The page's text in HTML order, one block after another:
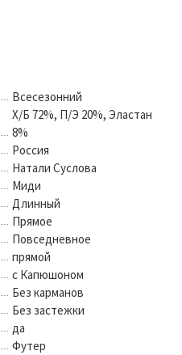
Всесезонний
Х/Б 72%, П/Э 20%, Эластан
8%
Россия
Натали Суслова
Миди
Длинный
Прямое
Повседневное
прямой
с Капюшоном
Без карманов
Без застежки
да
Футер